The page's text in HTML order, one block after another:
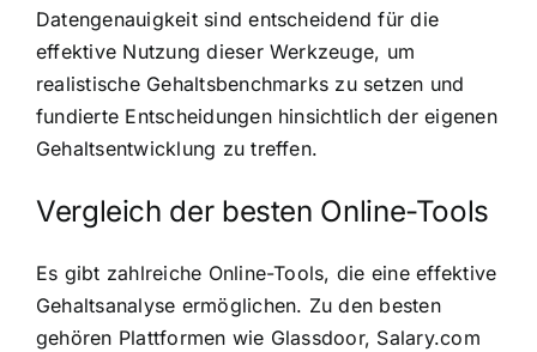
Datengenauigkeit sind entscheidend für die
effektive Nutzung dieser Werkzeuge, um
realistische Gehaltsbenchmarks zu setzen und
fundierte Entscheidungen hinsichtlich der eigenen
Gehaltsentwicklung zu treffen.
Vergleich der besten Online-Tools
Es gibt zahlreiche Online-Tools, die eine effektive
Gehaltsanalyse ermöglichen. Zu den besten
gehören Plattformen wie Glassdoor, Salary.com